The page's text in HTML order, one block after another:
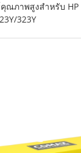
ณภาพสูงสำหรับ
323Y